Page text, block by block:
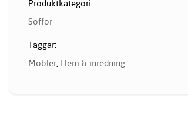
Produktkategori:
Soffor
Taggar:
Möbler, Hem & inredning